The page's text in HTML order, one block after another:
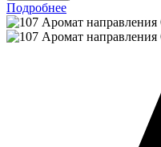
Подробнее